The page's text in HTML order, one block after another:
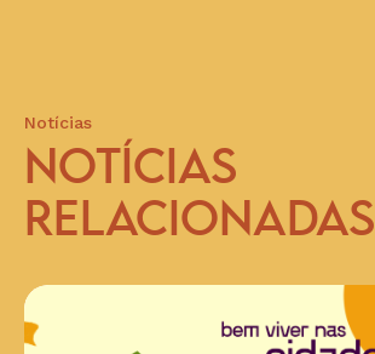
Notícias
NOTÍCIAS
RELACIONADAS